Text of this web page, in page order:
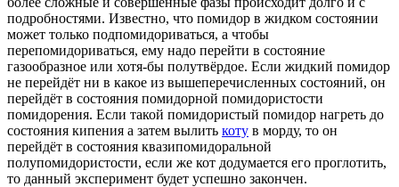
подробностями. Известно, что помидор в жидком состоянии
может только подпомидориваться, а чтобы
перепомидориваться, ему надо перейти в состояние
газообразное или хотя-бы полутвёрдое. Если жидкий помидор
не перейдёт ни в какое из вышеперечисленных состояний, он
перейдёт в состояния помидорной помидористости
помидорения. Если такой помидористый помидор нагреть до
состояния кипения а затем вылить коту в морду, то он
перейдёт в состояния квазипомидоральной
полупомидористости, если же кот додумается его проглотить,
то данный эксперимент будет успешно закончен.